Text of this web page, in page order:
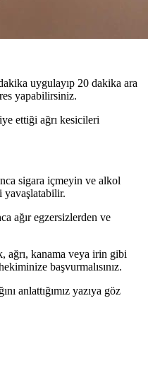
uygulayıp 20 dakika ara
yapabilirsiniz.
ettiği ağrı kesicileri
sigara içmeyin ve alkol
yavaşlatabilir.
ağır egzersizlerden ve
ağrı, kanama veya irin gibi
başvurmalısınız.
anlattığımız yazıya göz